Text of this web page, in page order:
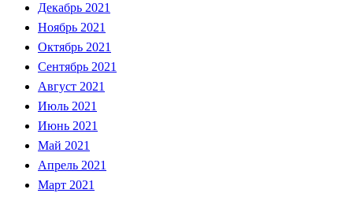
Декабрь 2021
Ноябрь 2021
Октябрь 2021
Сентябрь 2021
Август 2021
Июль 2021
Июнь 2021
Май 2021
Апрель 2021
Март 2021